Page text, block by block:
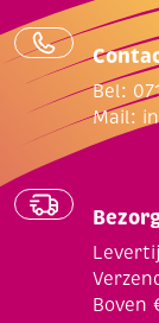
Bel:
Mail:
Boven